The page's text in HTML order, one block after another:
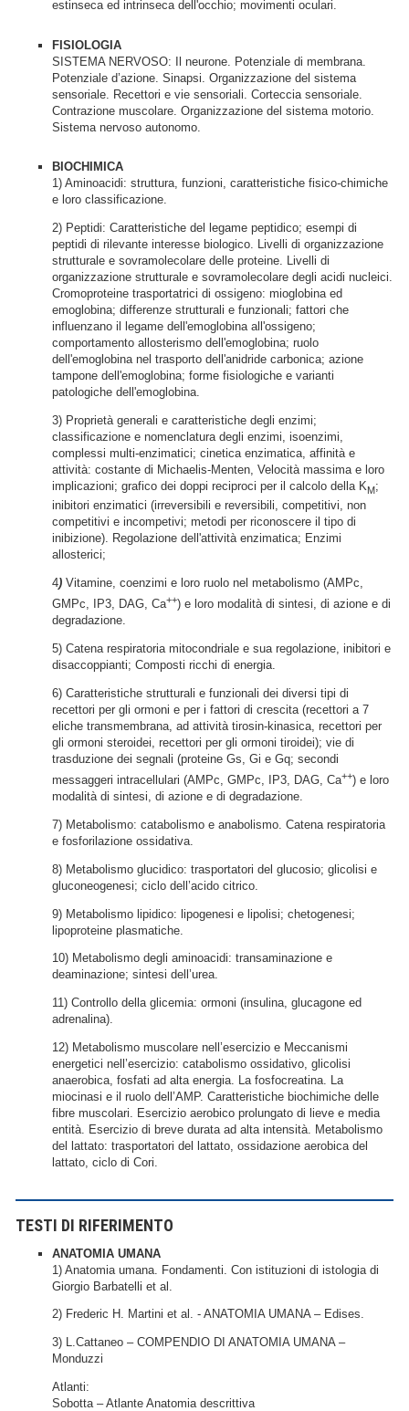
estinseca ed intrinseca dell'occhio; movimenti oculari.
FISIOLOGIA
SISTEMA NERVOSO: Il neurone. Potenziale di membrana.
Potenziale d’azione. Sinapsi. Organizzazione del sistema
sensoriale. Recettori e vie sensoriali. Corteccia sensoriale.
Contrazione muscolare. Organizzazione del sistema motorio.
Sistema nervoso autonomo.
BIOCHIMICA
1) Aminoacidi: struttura, funzioni, caratteristiche fisico-chimiche
e loro classificazione.
2) Peptidi: Caratteristiche del legame peptidico; esempi di
peptidi di rilevante interesse biologico. Livelli di organizzazione
strutturale e sovramolecolare delle proteine. Livelli di
organizzazione strutturale e sovramolecolare degli acidi nucleici.
Cromoproteine trasportatrici di ossigeno: mioglobina ed
emoglobina; differenze strutturali e funzionali; fattori che
influenzano il legame dell'emoglobina all'ossigeno;
comportamento allosterismo dell'emoglobina; ruolo
dell'emoglobina nel trasporto dell'anidride carbonica; azione
tampone dell'emoglobina; forme fisiologiche e varianti
patologiche dell'emoglobina.
3) Proprietà generali e caratteristiche degli enzimi;
classificazione e nomenclatura degli enzimi, isoenzimi,
complessi multi-enzimatici; cinetica enzimatica, affinità e
attività: costante di Michaelis-Menten, Velocità massima e loro
implicazioni; grafico dei doppi reciproci per il calcolo della KM;
inibitori enzimatici (irreversibili e reversibili, competitivi, non
competitivi e incompetivi; metodi per riconoscere il tipo di
inibizione). Regolazione dell'attività enzimatica; Enzimi
allosterici;
4) Vitamine, coenzimi e loro ruolo nel metabolismo (AMPc,
GMPc, IP3, DAG, Ca++) e loro modalità di sintesi, di azione e di
degradazione.
5) Catena respiratoria mitocondriale e sua regolazione, inibitori e
disaccoppianti; Composti ricchi di energia.
6) Caratteristiche strutturali e funzionali dei diversi tipi di
recettori per gli ormoni e per i fattori di crescita (recettori a 7
eliche transmembrana, ad attività tirosin-kinasica, recettori per
gli ormoni steroidei, recettori per gli ormoni tiroidei); vie di
trasduzione dei segnali (proteine Gs, Gi e Gq; secondi
messaggeri intracellulari (AMPc, GMPc, IP3, DAG, Ca++) e loro
modalità di sintesi, di azione e di degradazione.
7) Metabolismo: catabolismo e anabolismo. Catena respiratoria
e fosforilazione ossidativa.
8) Metabolismo glucidico: trasportatori del glucosio; glicolisi e
gluconeogenesi; ciclo dell’acido citrico.
9) Metabolismo lipidico: lipogenesi e lipolisi; chetogenesi;
lipoproteine plasmatiche.
10) Metabolismo degli aminoacidi: transaminazione e
deaminazione; sintesi dell’urea.
11) Controllo della glicemia: ormoni (insulina, glucagone ed
adrenalina).
12) Metabolismo muscolare nell’esercizio e Meccanismi
energetici nell’esercizio: catabolismo ossidativo, glicolisi
anaerobica, fosfati ad alta energia. La fosfocreatina. La
miocinasi e il ruolo dell’AMP. Caratteristiche biochimiche delle
fibre muscolari. Esercizio aerobico prolungato di lieve e media
entità. Esercizio di breve durata ad alta intensità. Metabolismo
del lattato: trasportatori del lattato, ossidazione aerobica del
lattato, ciclo di Cori.
TESTI DI RIFERIMENTO
ANATOMIA UMANA
1) Anatomia umana. Fondamenti. Con istituzioni di istologia di
Giorgio Barbatelli et al.
2) Frederic H. Martini et al. - ANATOMIA UMANA – Edises.
3) L.Cattaneo – COMPENDIO DI ANATOMIA UMANA –
Monduzzi
Atlanti:
Sobotta – Atlante Anatomia descrittiva